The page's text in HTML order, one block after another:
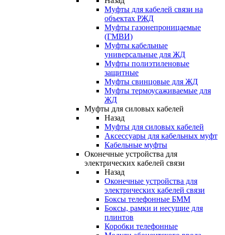
Муфты для кабелей связи на
объектах РЖД
Муфты газонепроницаемые
(ГМВИ)
Муфты кабельные
универсальные для ЖД
Муфты полиэтиленовые
защитные
Муфты свинцовые для ЖД
Муфты термоусаживаемые для
ЖД
Муфты для силовых кабелей
Назад
Муфты для силовых кабелей
Аксессуары для кабельных муфт
Кабельные муфты
Оконечные устройства для
электрических кабелей связи
Назад
Оконечные устройства для
электрических кабелей связи
Боксы телефонные БММ
Боксы, рамки и несущие для
плинтов
Коробки телефонные